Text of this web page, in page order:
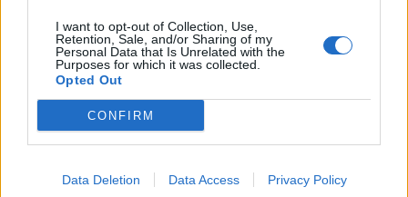
I want to opt-out of Collection, Use,
Retention, Sale, and/or Sharing of my
Personal Data that Is Unrelated with the
Purposes for which it was collected.
Opted Out
CONFIRM
Data Deletion Data Access Privacy Policy